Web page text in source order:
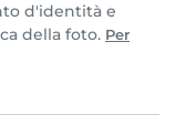
d'identità e
della foto. Per